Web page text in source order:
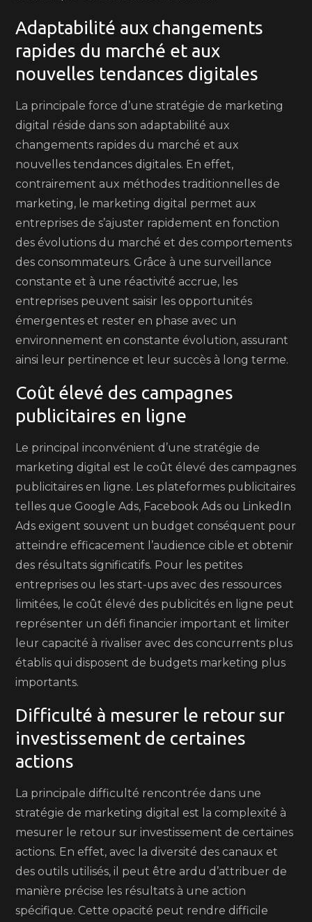
Adaptabilité aux changements
rapides du marché et aux
nouvelles tendances digitales
La principale force d’une stratégie de marketing
digital réside dans son adaptabilité aux
changements rapides du marché et aux
nouvelles tendances digitales. En effet,
contrairement aux méthodes traditionnelles de
marketing, le marketing digital permet aux
entreprises de s’ajuster rapidement en fonction
des évolutions du marché et des comportements
des consommateurs. Grâce à une surveillance
constante et à une réactivité accrue, les
entreprises peuvent saisir les opportunités
émergentes et rester en phase avec un
environnement en constante évolution, assurant
ainsi leur pertinence et leur succès à long terme.
Coût élevé des campagnes
publicitaires en ligne
Le principal inconvénient d’une stratégie de
marketing digital est le coût élevé des campagnes
publicitaires en ligne. Les plateformes publicitaires
telles que Google Ads, Facebook Ads ou LinkedIn
Ads exigent souvent un budget conséquent pour
atteindre efficacement l’audience cible et obtenir
des résultats significatifs. Pour les petites
entreprises ou les start-ups avec des ressources
limitées, le coût élevé des publicités en ligne peut
représenter un défi financier important et limiter
leur capacité à rivaliser avec des concurrents plus
établis qui disposent de budgets marketing plus
importants.
Difficulté à mesurer le retour sur
investissement de certaines
actions
La principale difficulté rencontrée dans une
stratégie de marketing digital est la complexité à
mesurer le retour sur investissement de certaines
actions. En effet, avec la diversité des canaux et
des outils utilisés, il peut être ardu d’attribuer de
manière précise les résultats à une action
spécifique. Cette opacité peut rendre difficile